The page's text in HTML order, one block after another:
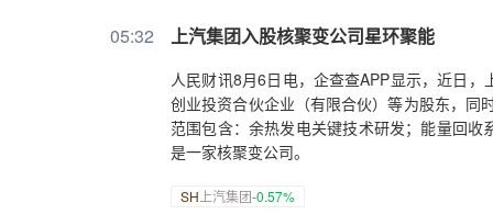
05:32 上汽集团入股核聚变公司星环聚能
人民财讯8月6日电，企查查APP显示，近日
创业投资合伙企业（有限合伙）等为股东，同
范围包含：余热发电关键技术研发；能量回
是一家核聚变公司。
SH 上汽集团-0.57%